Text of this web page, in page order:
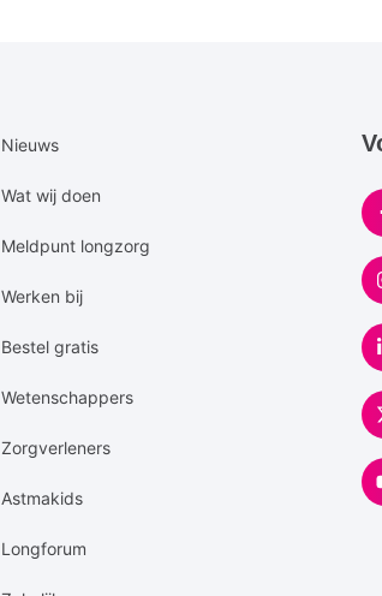
Secundaire
Nieuws
Wat wij doen
Meldpunt longzorg
Werken bij
Bestel gratis
Wetenschappers
Zorgverleners
Astmakids
Longforum